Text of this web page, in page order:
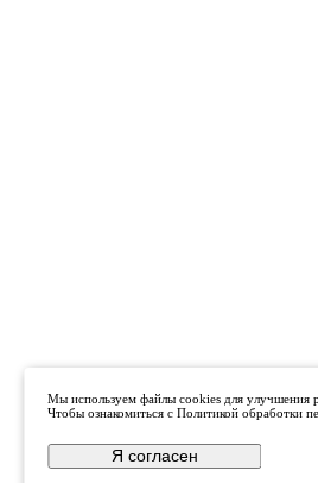
Мы используем файлы cookies для улучшения
Чтобы ознакомиться с Политикой обработки
Я согласен